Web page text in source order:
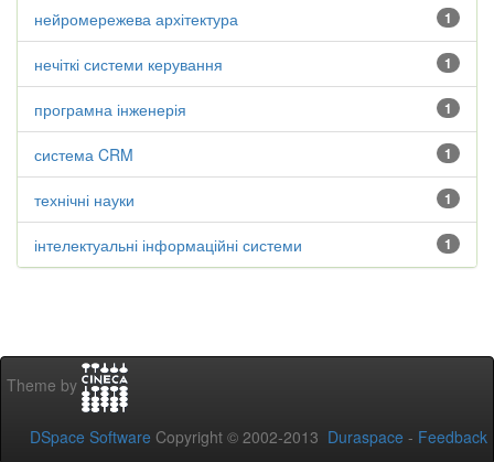
1
нейромережева архітектура
1
нечіткі системи керування
1
програмна інженерія
1
система CRM
1
технічні науки
1
інтелектуальні інформаційні системи
Theme by
DSpace Software Copyright © 2002-2013 Duraspace - Feedback